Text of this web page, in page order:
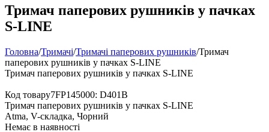
Тримач паперових рушників у пачках
S-LINE
Головна/Тримачі/Тримачі паперових рушників/Тримач
паперових рушників у пачках S-LINE
Тримач паперових рушників у пачках S-LINE
Код товару7FP145000: D401B
Тримач паперових рушників у пачках S-LINE
Atma, V-складка, Чорний
Немає в наявності